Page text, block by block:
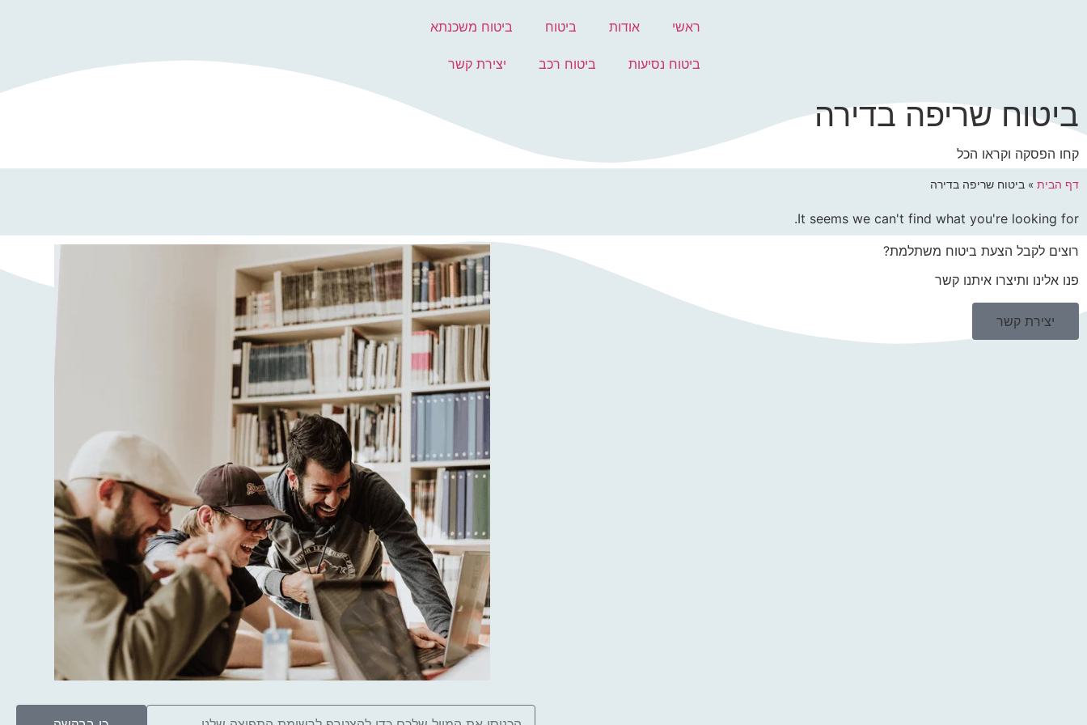
ראשי אודות ביטוח ביטוח משכנתא
ביטוח נסיעות ביטוח רכב יצירת קשר
ביטוח שריפה בדירה
קחו הפסקה וקראו הכל
דף הבית » ביטוח שריפה בדירה
It seems we can't find what you're looking for.
רוצים לקבל הצעת ביטוח משתלמת?
פנו אלינו ותיצרו איתנו קשר
יצירת קשר